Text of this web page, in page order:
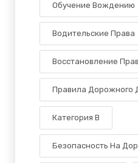
Обучение Вождению
Водительские Права
Восстановление Прав
Правила Дорожного
Категория B
Безопасность На